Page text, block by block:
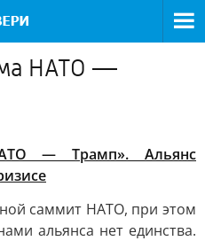
НАТО —
— Трамп». Альянс
саммит НАТО, при этом
альянса нет единства.